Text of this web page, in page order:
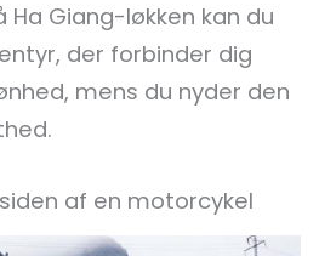
Giang-løkken kan du
der forbinder dig
mens du nyder den
af en motorcykel